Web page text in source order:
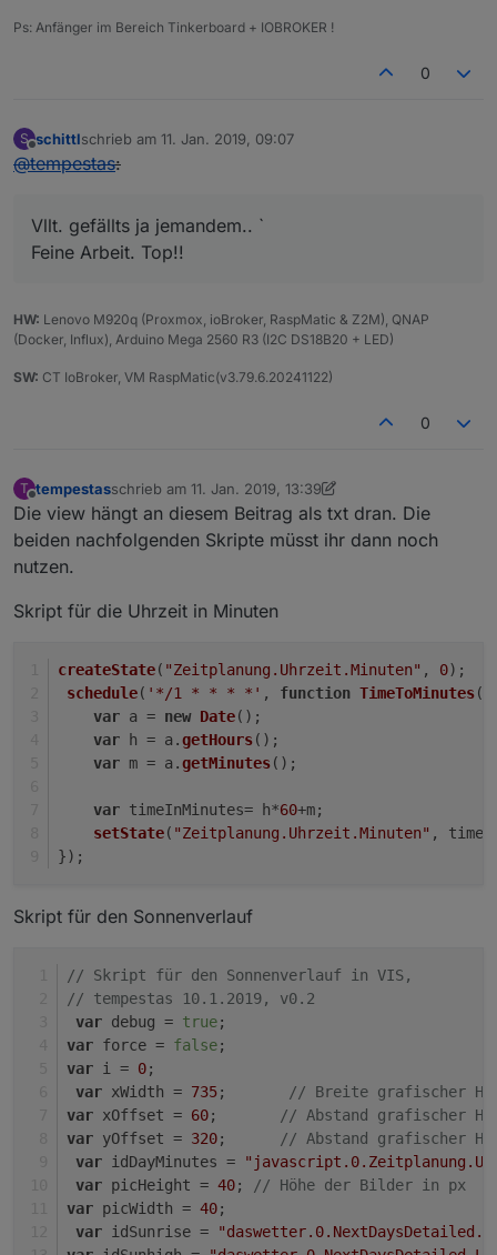
Ps: Anfänger im Bereich Tinkerboard + IOBROKER !
0
S
Offline
schittlschrieb am 11. Jan. 2019, 09:07
zuletzt editiert von
@tempestas:
Vllt. gefällts ja jemandem.. `
Feine Arbeit. Top!!
HW: Lenovo M920q (Proxmox, ioBroker, RaspMatic & Z2M), QNAP
(Docker, Influx), Arduino Mega 2560 R3 (I2C DS18B20 + LED)
SW: CT IoBroker, VM RaspMatic(v3.79.6.20241122)
0
T
Offline
tempestasschrieb am 11. Jan. 2019, 13:39
zuletzt editiert von Jey Cee
Die view hängt an diesem Beitrag als txt dran. Die
beiden nachfolgenden Skripte müsst ihr dann noch
nutzen.
Skript für die Uhrzeit in Minuten
createState( "Zeitplanung.Uhrzeit.Minuten" , 0);
schedule( '*/1 * * * *' , function TimeToMinutes(
var a = new Date();
var h = a.getHours();
var m = a.getMinutes();
var timeInMinutes= h*60+m;
setState( "Zeitplanung.Uhrzeit.Minuten" ,
});
Skript für den Sonnenverlauf
// Skript für den Sonnenverlauf in VIS,
// tempestas 10.1.2019, v0.2
var debug = true;
var force = false;
var i = 0;
var xWidth = 735;
// Breite grafischer
var xOffset = 60;
// Abstand grafischer
var yOffset = 320;
// Abstand grafischer
var idDayMinutes =
var picHeight = 40;
// Höhe der Bilder in px
var picWidth = 40;
var idSunrise =